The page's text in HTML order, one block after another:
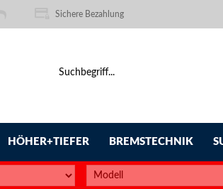
Sichere Bezahlung
HÖHER+TIEFER BREMSTECHNIK